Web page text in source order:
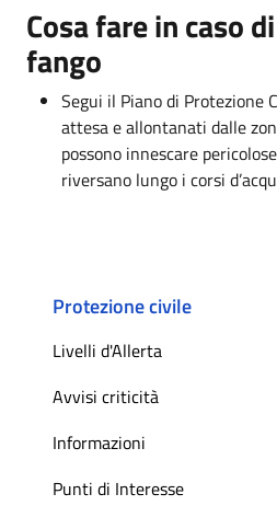
Cosa fare in caso
fango
Segui il Piano di Protezione
attesa e allontanati dalle
possono innescare
riversano lungo i corsi
Protezione civile
Livelli d'Allerta
Avvisi criticità
Informazioni
Punti di Interesse